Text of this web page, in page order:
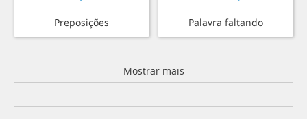
Preposições Palavra faltando
Mostrar mais